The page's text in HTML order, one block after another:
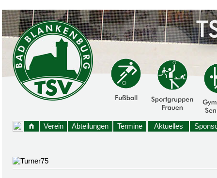
Verein Abteilungen Termine Aktuelles